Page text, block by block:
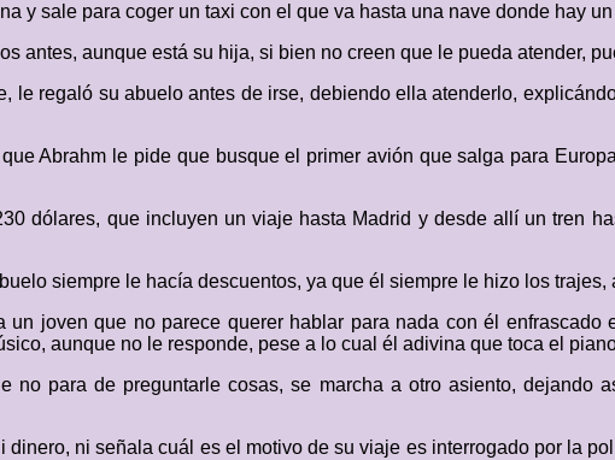
y sale para coger un taxi con el que va hasta una nave donde hay
antes, aunque está su hija, si bien no creen que le pueda atender,
le regaló su abuelo antes de irse, debiendo ella atenderlo,
Abrahm le pide que busque el primer avión que salga para
dólares, que incluyen un viaje hasta Madrid y desde allí un tren
siempre le hacía descuentos, ya que él siempre le hizo los
joven que no parece querer hablar para nada con él
aunque no le responde, pese a lo cual él adivina que toca el
no para de preguntarle cosas, se marcha a otro asiento, dejando
ni señala cuál es el motivo de su viaje es interrogado por la